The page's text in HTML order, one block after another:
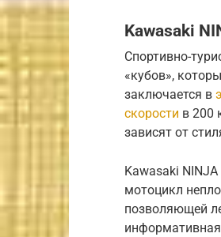
Kawasaki
Спортивно-
«кубов»,
заключается в
скорости в 200
зависят от
Kawasaki
мотоцикл
позволяющей